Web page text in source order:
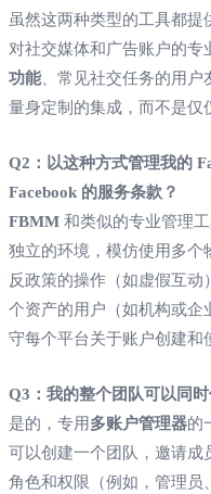
虽然这两种类型的工具都提
对社交媒体和广告账户的专
功能 、常见社交任务的用
量身定制的集成，而不是仅
Q2：以这种方式管理我的
Facebook 的服务条款？
FBMM 和类似的专业管理
独立的环境，模仿使用多个
反政策的操作（如虚假互
个资产的用户（如机构或企
守每个平台关于账户创建和
Q3：我的整个团队可以同时
是的，专用多账户管理器的
可以创建一个团队，邀请成
角色和权限（例如，管理员